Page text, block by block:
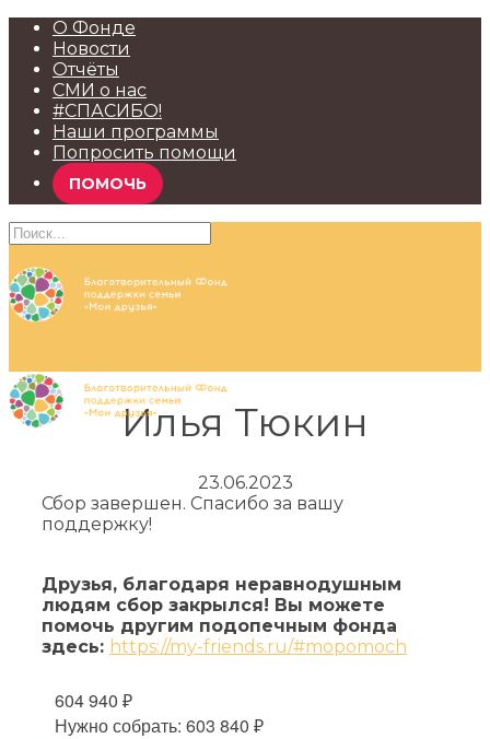
О Фонде
Новости
Отчёты
СМИ о нас
#СПАСИБО!
Наши программы
Попросить помощи
ПОМОЧЬ
Илья Тюкин
23.06.2023
Сбор завершен. Спасибо за вашу
поддержку!
Друзья, благодаря неравнодушным
людям сбор закрылся! Вы можете
помочь другим подопечным фонда
здесь: https://my-friends.ru/#mopomoch
604 940 ₽
Нужно собрать: 603 840 ₽